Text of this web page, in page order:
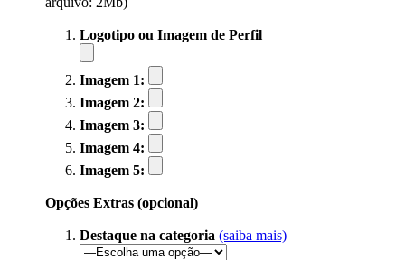
Logotipo ou Imagem de Perfil
Imagem 1:
Imagem 2:
Imagem 3:
Imagem 4:
Imagem 5:
Opções Extras (opcional)
Destaque na categoria (saiba mais)